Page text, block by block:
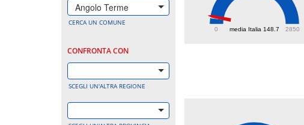
Angolo Terme
CERCA UN COMUNE
CONFRONTA CON
SCEGLI UN'ALTRA REGIONE
media Italia 148.7
0 2850